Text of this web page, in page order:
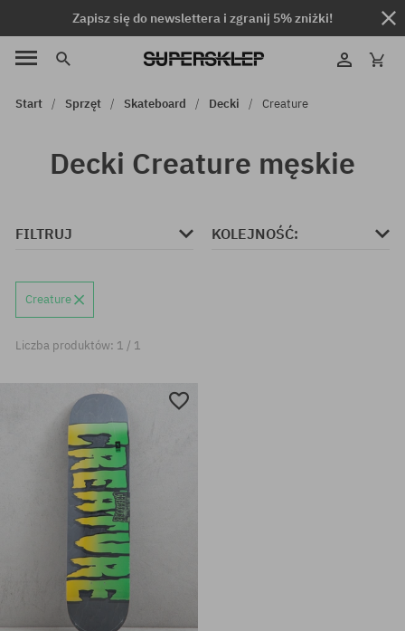
Zapisz się do newslettera i zgranij 5% zniżki!
Start Sprzęt Skateboard Decki Creature
Decki Creature męskie
FILTRUJ KOLEJNOŚĆ:
Creature
Liczba produktów: 1 / 1